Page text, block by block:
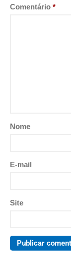
Comentário *
Nome
E-mail
Site